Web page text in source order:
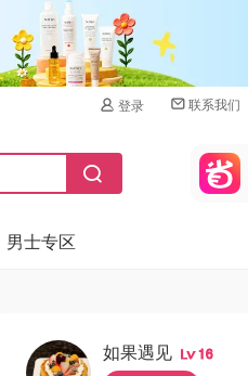
登录 联系我们
男士专区
如果遇见 16